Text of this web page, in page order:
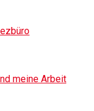
meine Arbeit